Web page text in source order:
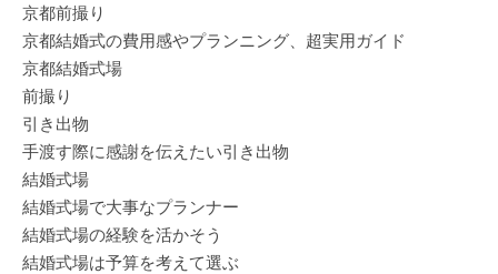
京都前撮り
京都結婚式の費用感やプランニング、超実用ガイド
京都結婚式場
前撮り
引き出物
手渡す際に感謝を伝えたい引き出物
結婚式場
結婚式場で大事なプランナー
結婚式場の経験を活かそう
結婚式場は予算を考えて選ぶ